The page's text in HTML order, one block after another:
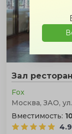
Зал
Fox
Москва, ЗАО,
Вместимость:
4.9